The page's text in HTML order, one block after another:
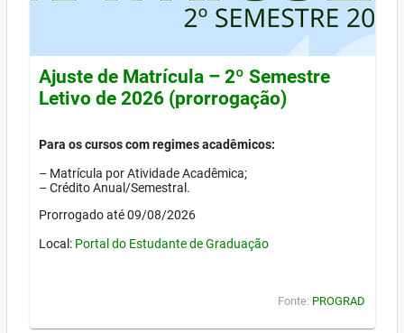
Ajuste de Matrícula – 2º Semestre
Letivo de 2026 (prorrogação)
Para os cursos com regimes acadêmicos:
– Matrícula por Atividade Acadêmica;
– Crédito Anual/Semestral.
Prorrogado até 09/08/2026
Local: Portal do Estudante de Graduação
Fonte: PROGRAD